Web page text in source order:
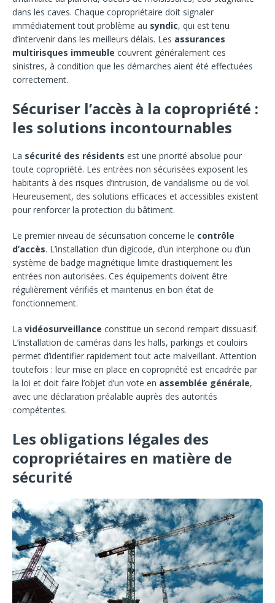
dans les caves. Chaque copropriétaire doit signaler
immédiatement tout problème au syndic, qui est tenu
d’intervenir dans les meilleurs délais. Les assurances
multirisques immeuble couvrent généralement ces
sinistres, à condition que les démarches aient été effectuées
correctement.
Sécuriser l’accès à la copropriété :
les solutions incontournables
La sécurité des résidents est une priorité absolue pour
toute copropriété. Les entrées non sécurisées exposent les
habitants à des risques d’intrusion, de vandalisme ou de vol.
Heureusement, des solutions efficaces et accessibles existent
pour renforcer la protection du bâtiment.
Le premier niveau de sécurisation concerne le contrôle
d’accès. L’installation d’un digicode, d’un interphone ou d’un
système de badge magnétique limite drastiquement les
entrées non autorisées. Ces équipements doivent être
régulièrement vérifiés et maintenus en bon état de
fonctionnement.
La vidéosurveillance constitue un second rempart dissuasif.
L’installation de caméras dans les halls, parkings et couloirs
permet d’identifier rapidement tout acte malveillant. Attention
toutefois : leur mise en place en copropriété est encadrée par
la loi et doit faire l’objet d’un vote en assemblée générale,
avec une déclaration préalable auprès des autorités
compétentes.
Les obligations légales des
copropriétaires en matière de
sécurité